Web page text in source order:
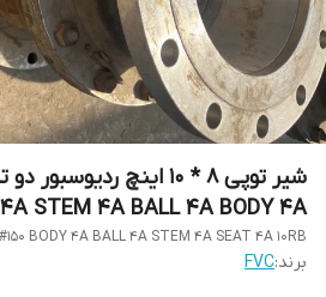
STEM 4A BALL 4A BODY 4A
BODY 4A BALL 4A STEM 4A SEAT 4A 10RB
برند:FVC